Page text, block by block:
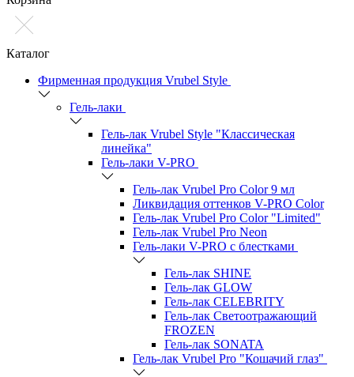
Каталог
Фирменная продукция Vrubel Style
Гель-лаки
Гель-лак Vrubel Style "Классическая
линейка"
Гель-лаки V-PRO
Гель-лак Vrubel Pro Color 9 мл
Ликвидация оттенков V-PRO Color
Гель-лак Vrubel Pro Color "Limited"
Гель-лак Vrubel Pro Neon
Гель-лаки V-PRO c блестками
Гель-лак SHINE
Гель-лак GLOW
Гель-лак CELEBRITY
Гель-лак Светоотражающий
FROZEN
Гель-лак SONATA
Гель-лак Vrubel Pro "Кошачий глаз"